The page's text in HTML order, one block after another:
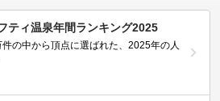
ティ温泉年間ランキング2025
の中から頂点に選ばれた、2025年の人